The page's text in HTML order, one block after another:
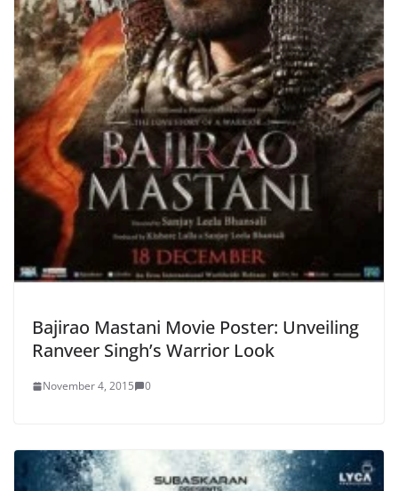
Bajirao Mastani Movie Poster: Unveiling
Ranveer Singh’s Warrior Look
November 4, 2015 0